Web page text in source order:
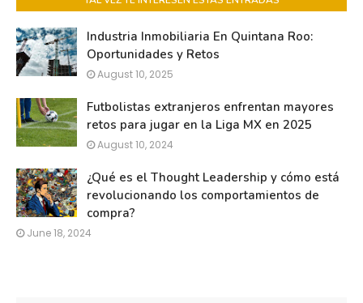
Industria Inmobiliaria En Quintana Roo:
Oportunidades y Retos
August 10, 2025
Futbolistas extranjeros enfrentan mayores
retos para jugar en la Liga MX en 2025
August 10, 2024
¿Qué es el Thought Leadership y cómo está
revolucionando los comportamientos de
compra?
June 18, 2024